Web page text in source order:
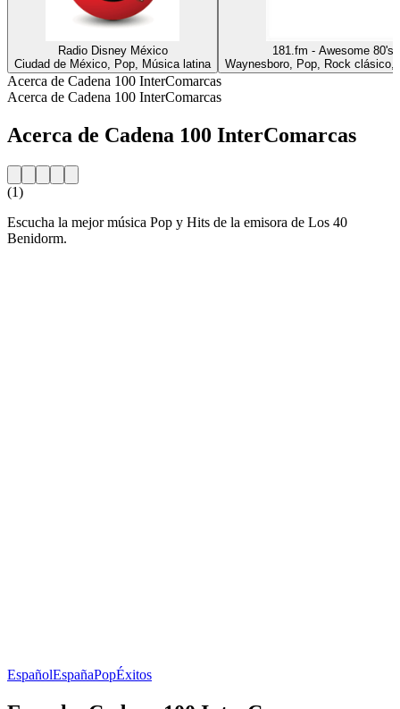
Radio Disney México
Ciudad de México, Pop, Música latina
181.fm - Awesome 80's
Waynesboro, Pop, Rock clásico,
Acerca de Cadena 100 InterComarcas
Acerca de Cadena 100 InterComarcas
Acerca de Cadena 100 InterComarcas
(1)
Escucha la mejor música Pop y Hits de la emisora de Los 40
Benidorm.
EspañolEspañaPopÉxitos